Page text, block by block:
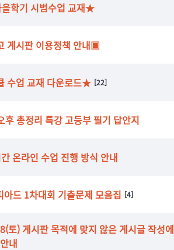
학기 시범수업 교재★
게시판 이용정책 안내▣
수업 교재 다운로드★ [22]
후 총정리 특강 고등부 필기 답안지
온라인 수업 진행 방식 안내
아드 1차대회 기출문제 모음집 [4]
토) 게시판 목적에 맞지 않은 게시글 작성에
내